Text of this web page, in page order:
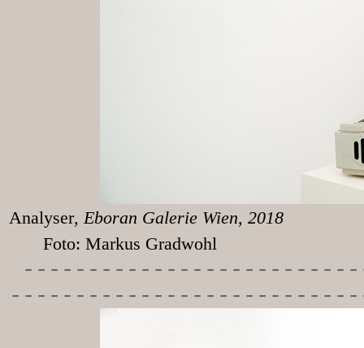
Analyser,
Foto: Markus Gradwohl
-----------